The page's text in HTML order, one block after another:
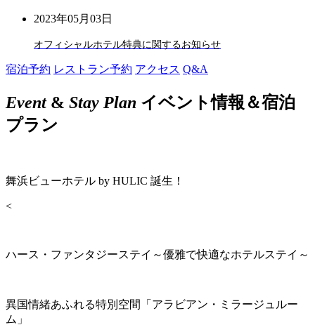
2023年05月03日
オフィシャルホテル特典に関するお知らせ
宿泊予約 レストラン予約 アクセス Q&A
Event& Stay Plan イベント情報＆宿泊
プラン
舞浜ビューホテル by HULIC 誕生！
<
ハース・ファンタジーステイ～優雅で快適なホテルステイ～
異国情緒あふれる特別空間「アラビアン・ミラージュルー
ム」